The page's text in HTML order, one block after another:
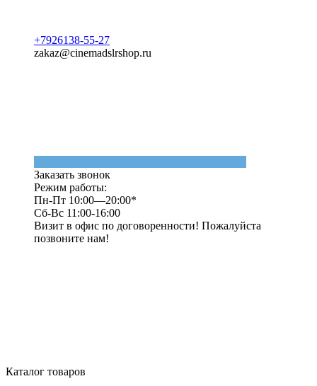
+7926138-55-27
zakaz@cinemadslrshop.ru
Заказать звонок
Режим работы:
Пн-Пт 10:00—20:00*
Сб-Вс 11:00-16:00
Визит в офис по договоренности! Пожалуйста
позвоните нам!
Каталог товаров